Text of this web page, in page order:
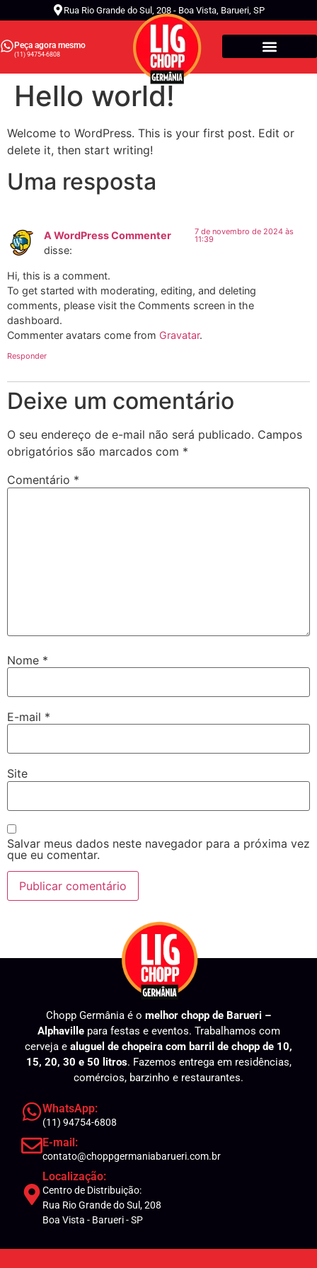
Rua Rio Grande do Sul, 208 - Boa Vista, Barueri, SP
Peça agora mesmo
(11) 94754-6808
Hello world!
Welcome to WordPress. This is your first post. Edit or
delete it, then start writing!
Uma resposta
A WordPress Commenter
disse:
7 de novembro de 2024 às
11:39
Hi, this is a comment.
To get started with moderating, editing, and deleting
comments, please visit the Comments screen in the
dashboard.
Commenter avatars come from Gravatar.
Responder
Deixe um comentário
O seu endereço de e-mail não será publicado. Campos
obrigatórios são marcados com *
Comentário *
Nome *
E-mail *
Site
Salvar meus dados neste navegador para a próxima vez
que eu comentar.
WhatsApp:
(11) 94754-6808
E-mail:
contato@choppgermaniabarueri.com.br
Chopp Germânia é o melhor chopp de Barueri –
Alphavillepara festas e eventos. Trabalhamos com
cerveja e aluguel de chopeira com barril de chopp de 10,
15, 20, 30 e 50 litros. Fazemos entrega em residências,
comércios, barzinho e restaurantes.
Localização:
Centro de Distribuição:
Rua Rio Grande do Sul, 208
Boa Vista - Barueri - SP